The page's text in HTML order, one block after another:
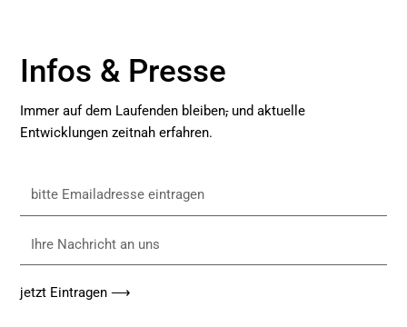
Infos & Presse
Immer auf dem Laufenden bleiben,und aktuelle
Entwicklungen zeitnah erfahren.
bitte
Ihre
uns
jetzt Eintragen ⟶